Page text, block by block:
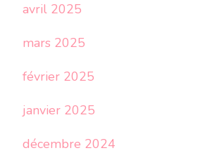
avril 2025
mars 2025
février 2025
janvier 2025
décembre 2024